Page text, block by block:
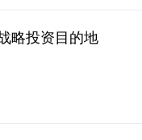
略投资目的地